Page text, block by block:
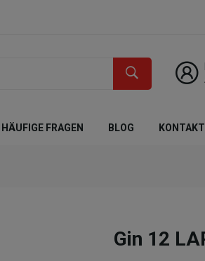
HÄUFIGE FRAGEN BLOG KONTAKT
Gin 12